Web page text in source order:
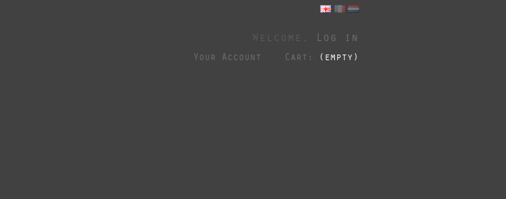
Welcome, Log in
Cart: (empty)
Your Account